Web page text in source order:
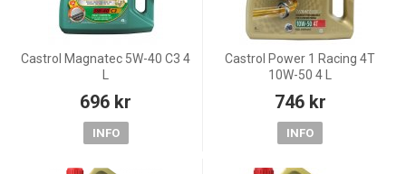
Castrol Magnatec 5W-40 C3 4
696 kr
INFO
Castrol Power 1 Racing 4T
10W-50 4 L
746 kr
INFO